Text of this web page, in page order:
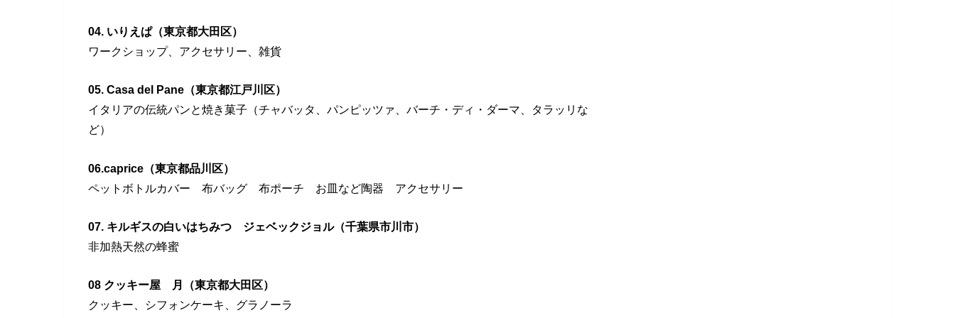
04. いりえぱ（東京都大田区）
ワークショップ、アクセサリー、雑貨
05. Casa del Pane（東京都江戸川区）
イタリアの伝統パンと焼き菓子（チャバッタ、パンピッツァ、バーチ・ディ・ダーマ、タラッリな
ど）
06.caprice（東京都品川区）
ペットボトルカバー 布バッグ 布ポーチ お皿など陶器 アクセサリー
07. キルギスの白いはちみつ ジェベックジョル（千葉県市川市）
非加熱天然の蜂蜜
08 クッキー屋 月（東京都大田区）
クッキー、シフォンケーキ、グラノーラ